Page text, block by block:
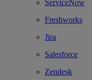
ServiceNow
Freshworks
Jira
Salesforce
Zendesk